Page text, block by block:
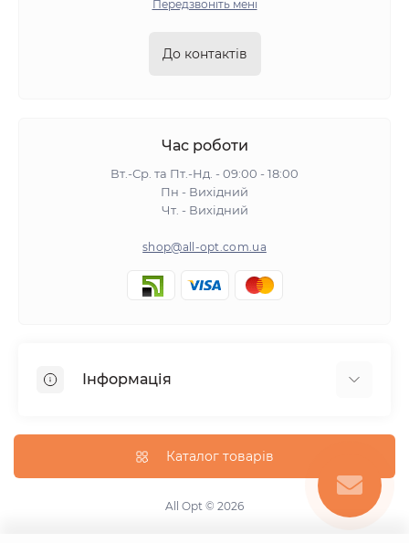
Передзвоніть мені
До контактів
Час роботи
Вт.-Ср. та Пт.-Нд. - 09:00 - 18:00
Пн - Вихідний
Чт. - Вихідний
shop@all-opt.com.ua
Інформація
Оплата та доставка
Повернення та обмін
Політика конфіденційності
Каталог товарів
All Opt © 2026